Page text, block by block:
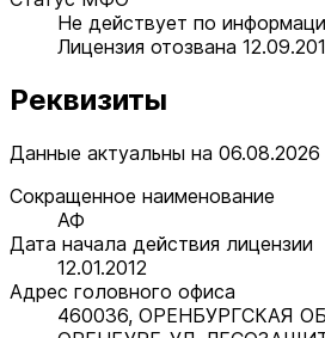
Не действует по
Лицензия отозвана
Реквизиты
Данные актуальны на 06.08.2026
Сокращенное наименование
АФ
Дата начала действия лицензии
12.01.2012
Адрес головного офиса
460036, ОРЕНБУРГСКАЯ